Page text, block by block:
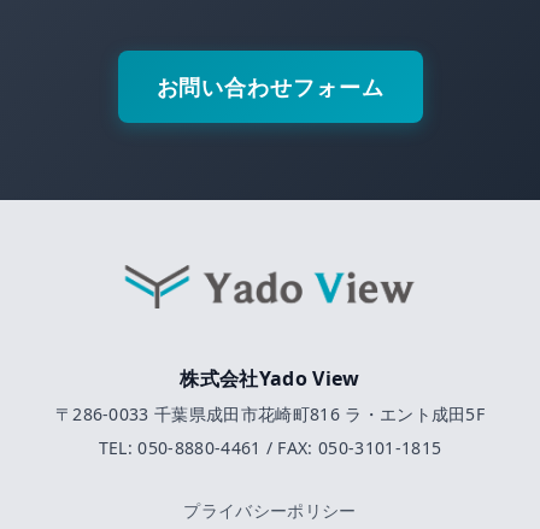
お問い合わせフォーム
株式会社Yado View
〒286-0033 千葉県成田市花崎町816 ラ・エント成田5F
TEL: 050-8880-4461 / FAX: 050-3101-1815
プライバシーポリシー